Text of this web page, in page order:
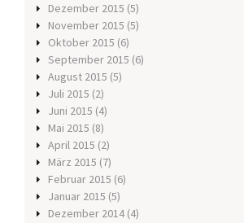
Dezember 2015 (5)
November 2015 (5)
Oktober 2015 (6)
September 2015 (6)
August 2015 (5)
Juli 2015 (2)
Juni 2015 (4)
Mai 2015 (8)
April 2015 (2)
März 2015 (7)
Februar 2015 (6)
Januar 2015 (5)
Dezember 2014 (4)